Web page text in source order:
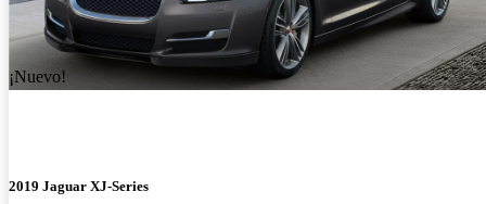
¡Nuevo!
2019 Jaguar XJ-Series